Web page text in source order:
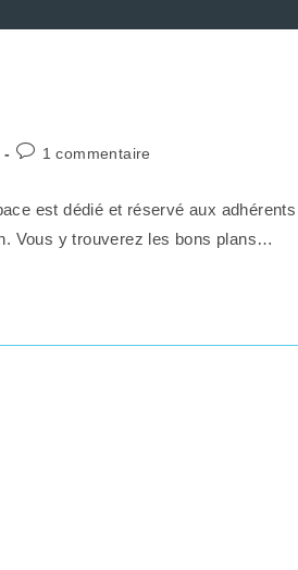
1 commentaire
est dédié et réservé aux adhérents
Vous y trouverez les bons plans…